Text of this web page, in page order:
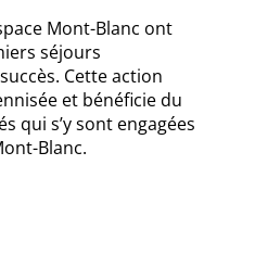
Mont-Blanc ont
séjours
Cette action
et bénéficie du
qui s’y sont engagées
Blanc.